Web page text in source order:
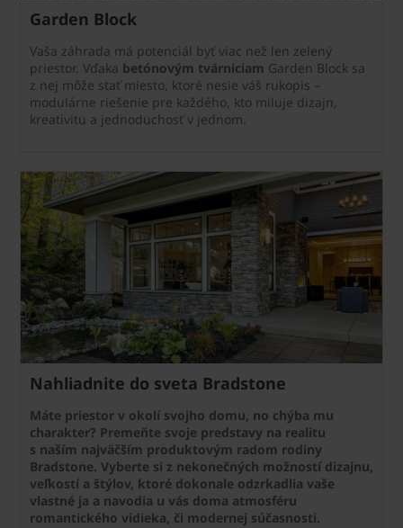
Garden Block
Vaša záhrada má potenciál byť viac než len zelený
priestor. Vďaka betónovým tvárniciam Garden Block sa
z nej môže stať miesto, ktoré nesie váš rukopis –
modulárne riešenie pre každého, kto miluje dizajn,
kreativitu a jednoduchosť v jednom.
Nahliadnite do sveta Bradstone
Máte priestor v okolí svojho domu, no chýba mu
charakter? Premeňte svoje predstavy na realitu
s naším najväčším produktovým radom rodiny
Bradstone. Vyberte si z nekonečných možností dizajnu,
veľkostí a štýlov, ktoré dokonale odzrkadlia vaše
vlastné ja a navodia u vás doma atmosféru
romantického vidieka, či modernej súčasnosti.